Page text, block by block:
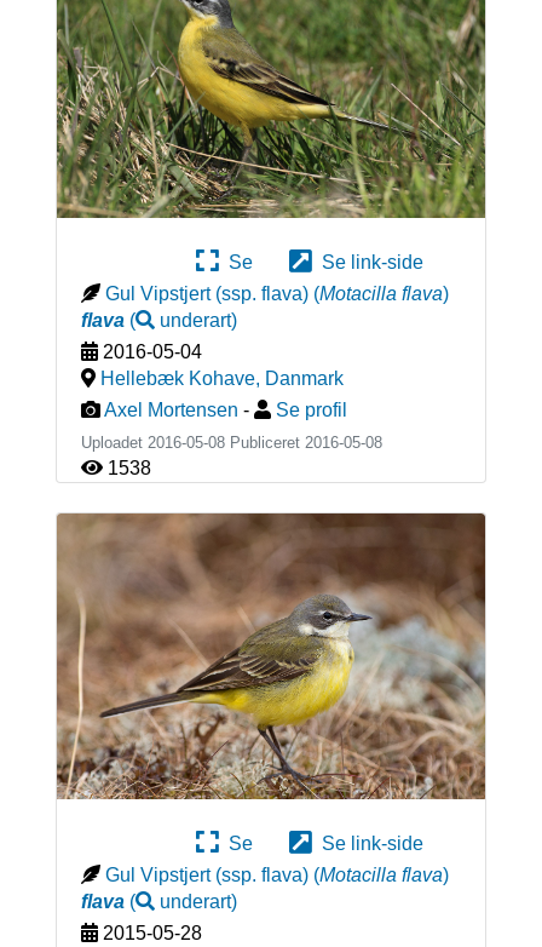
Se
Se link-side
Gul Vipstjert (ssp. flava) (Motacilla flava)
flava( underart)
2016-05-04
Hellebæk Kohave, Danmark
Axel Mortensen - Se profil
Uploadet 2016-05-08 Publiceret 2016-05-08
1538
Se
Se link-side
Gul Vipstjert (ssp. flava) (Motacilla flava)
flava( underart)
2015-05-28